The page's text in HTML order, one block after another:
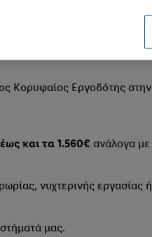
Κορυφαίος Εργοδότης
και τα 1.560€ ανάλογα
νυχτερινής εργασίας
μας.